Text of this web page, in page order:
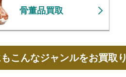
骨董品買取
こんなジャンルをお買取り